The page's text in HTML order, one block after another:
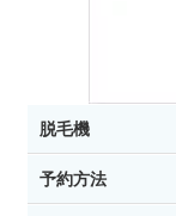
脱毛機
予約方法